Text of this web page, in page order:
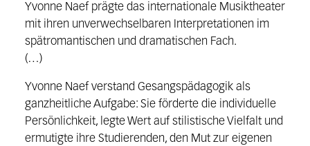
Yvonne Naef prägte das internationale Musiktheater
mit ihren unverwechselbaren Interpretationen im
spätromantischen und dramatischen Fach.
(…)
Yvonne Naef verstand Gesangspädagogik als
ganzheitliche Aufgabe: Sie förderte die individuelle
Persönlichkeit, legte Wert auf stilistische Vielfalt und
ermutigte ihre Studierenden, den Mut zur eigenen